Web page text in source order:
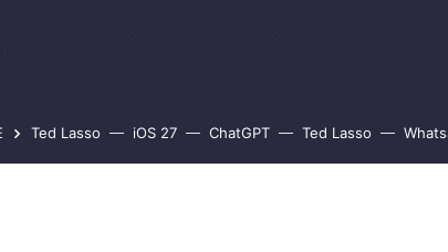
Ted Lasso iOS 27 ChatGPT Ted Lasso